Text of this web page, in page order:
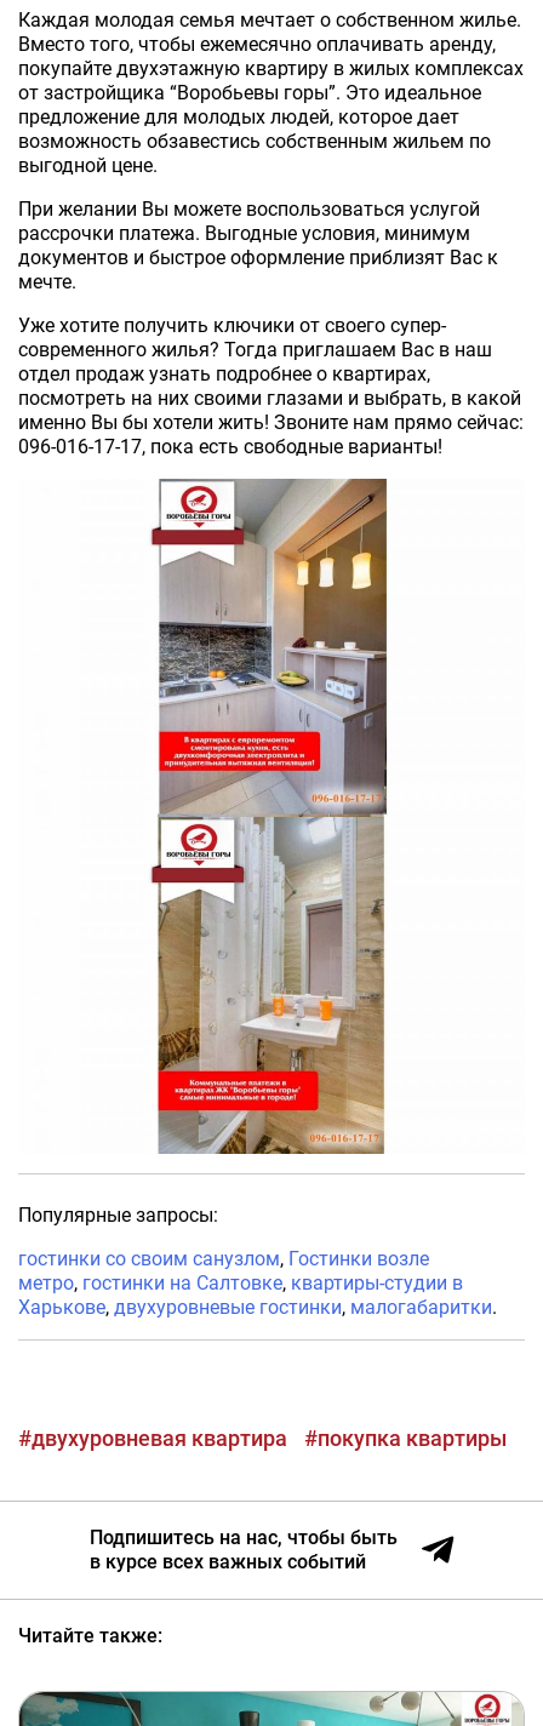
Каждая молодая семья мечтает о собственном жилье.
Вместо того, чтобы ежемесячно оплачивать аренду,
покупайте двухэтажную квартиру в жилых комплексах
от застройщика “Воробьевы горы”. Это идеальное
предложение для молодых людей, которое дает
возможность обзавестись собственным жильем по
выгодной цене.
При желании Вы можете воспользоваться услугой
рассрочки платежа. Выгодные условия, минимум
документов и быстрое оформление приблизят Вас к
мечте.
Уже хотите получить ключики от своего супер-
современного жилья? Тогда приглашаем Вас в наш
отдел продаж узнать подробнее о квартирах,
посмотреть на них своими глазами и выбрать, в какой
именно Вы бы хотели жить! Звоните нам прямо сейчас:
096-016-17-17, пока есть свободные варианты!
Популярные запросы:
гостинки со своим санузлом, Гостинки возле
метро, гостинки на Салтовке, квартиры-студии в
Харькове, двухуровневые гостинки, малогабаритки.
#двухуровневая квартира #покупка квартиры
Подпишитесь на нас, чтобы быть
в курсе всех важных событий
Читайте также: